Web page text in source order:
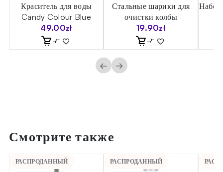
Краситель для воды
Candy Colour Blue
49.00zł
Стальные шарики для
очистки колбы
19.90zł
Набор
← →
Смотрите также
РАСПРОДАННЫЙ РАСПРОДАННЫЙ